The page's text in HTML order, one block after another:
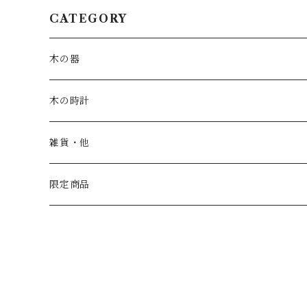
CATEGORY
木の器
お皿・鉢
カップ
トレー
木の時計
一枚板時計
振り子時計
雑貨・他
こども家具
限定商品